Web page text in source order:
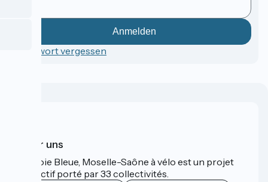
Passwort vergessen
Über uns
La Voie Bleue, Moselle-Saône à vélo est un projet
collectif porté par 33 collectivités.